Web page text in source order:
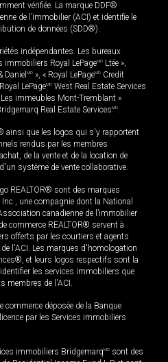
vérifiée. La marque DDF®
de l’immobilier (ACI) et identifie le
de données (SDD®).
indépendantes. Les bureaux
immobiliers Royal LePageMD Ltée »,
Daniel MD », « Royal LePageMD Credit
LePageMD West Real Estate Services
Les immeubles Mont-Tremblant »
Real Estate ServicesMD.
ainsi que les logos qui s'y rapportent
rendus par les membres
de la vente et de la location de
système de vente collaborative.
REALTOR® sont des marques
une compagnie dont la National
canadienne de l’immobilier
commerce REALTOR® servent à
offerts par les courtiers et agents
l'ACI. Les marques d'homologation
et leurs logos respectifs sont la
les services immobiliers que
membres de l'ACI.
commerce déposée de la Banque
par les Services immobiliers
immobiliers BridgemarqMD sont des